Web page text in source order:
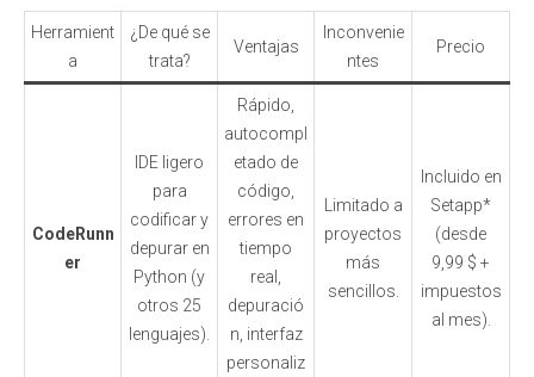
Herramient
a
¿De qué se
trata?
Ventajas
Inconvenie
ntes
Precio
CodeRunn
er
IDE ligero
para
codificar y
depurar en
Python (y
otros 25
lenguajes).
Rápido,
autocompl
etado de
código,
errores en
tiempo
real,
depuració
n, interfaz
personaliz
Limitado a
proyectos
más
sencillos.
Incluido en
Setapp*
(desde
9,99 $ +
impuestos
al mes).